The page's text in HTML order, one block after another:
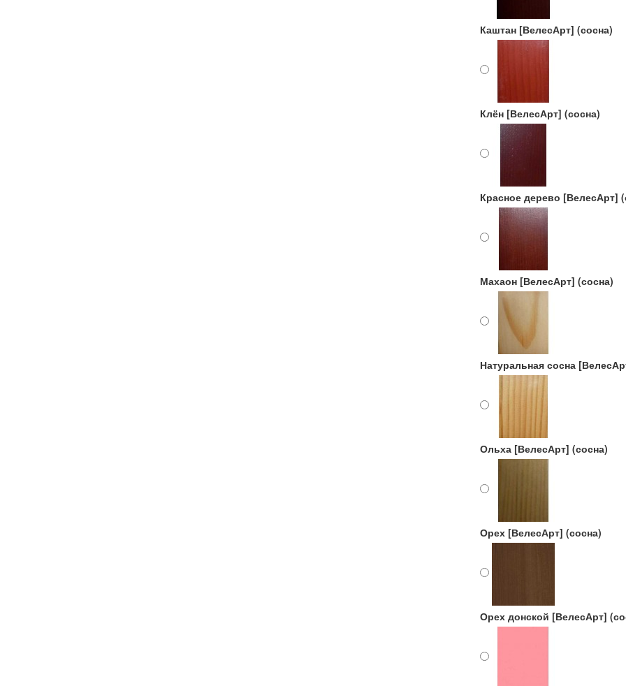
Каштан [ВелесАрт] (сосна)
Клён [ВелесАрт] (сосна)
Красное дерево [ВелесАрт]
Махаон [ВелесАрт] (сосна)
Натуральная сосна
Ольха [ВелесАрт] (сосна)
Орех [ВелесАрт] (сосна)
Орех донской [ВелесАрт]